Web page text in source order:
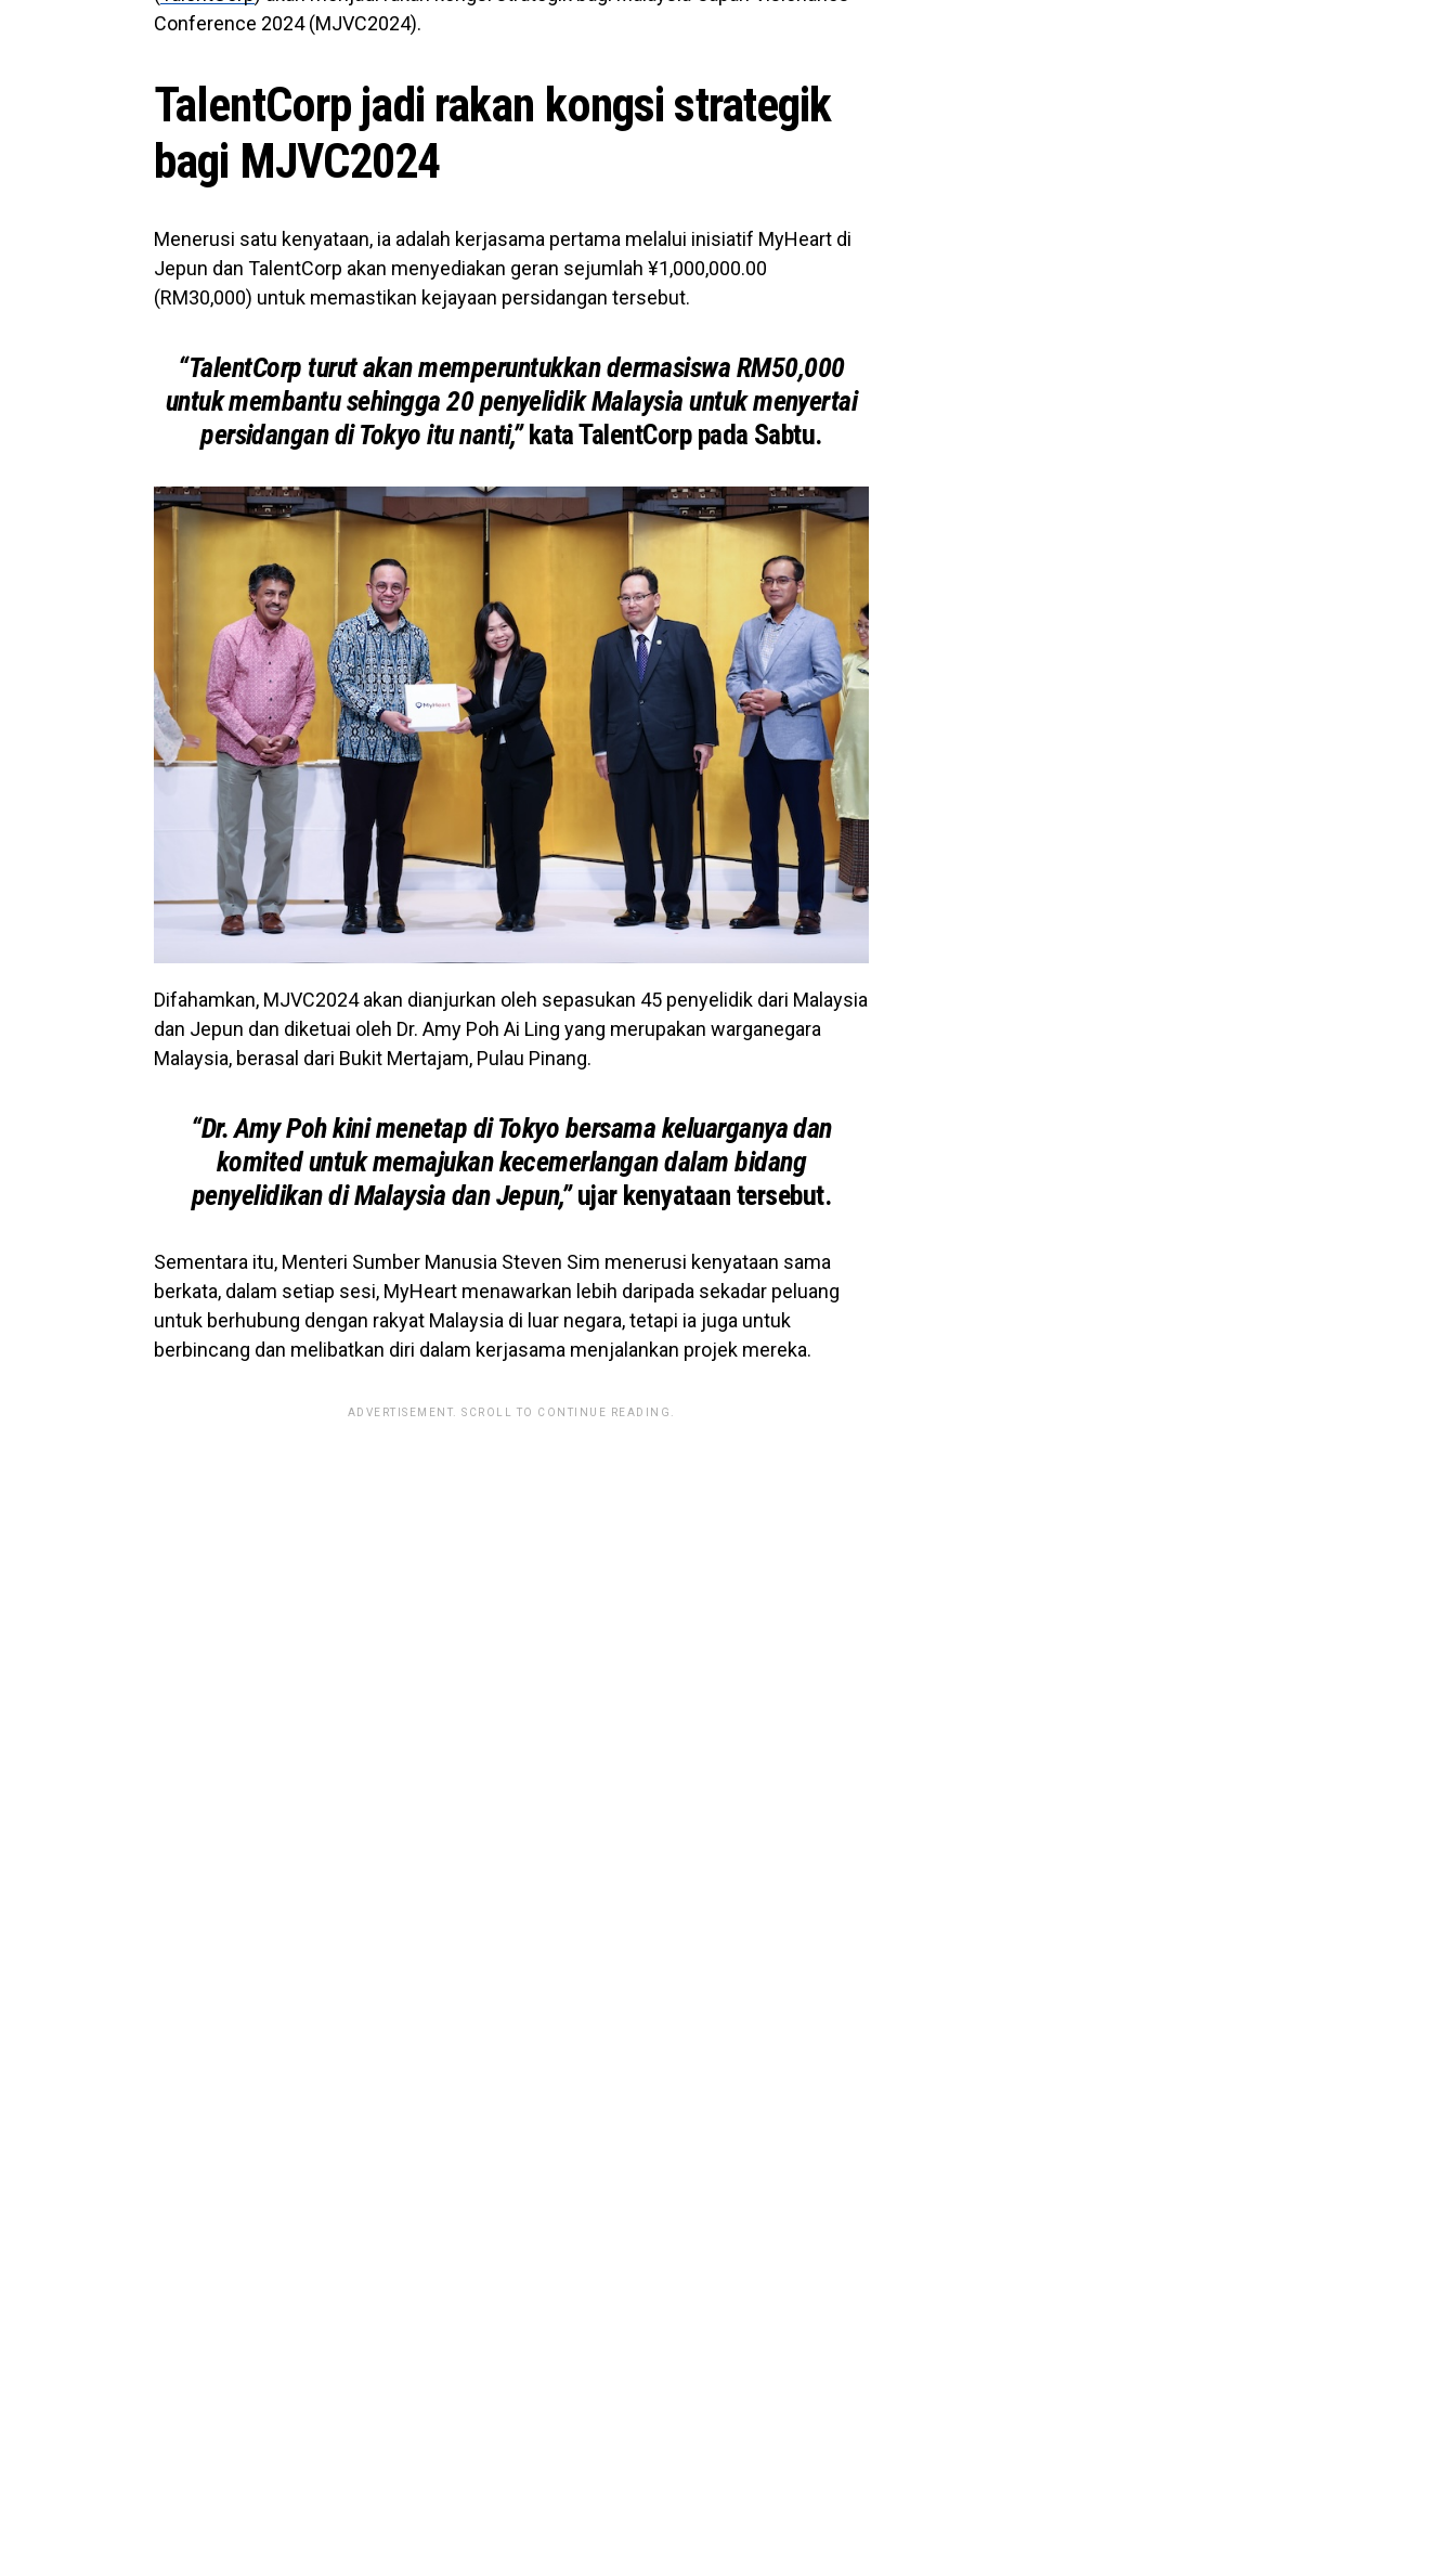
Conference 2024 (MJVC2024).
TalentCorp jadi rakan kongsi strategik
bagi MJVC2024
Menerusi satu kenyataan, ia adalah kerjasama pertama melalui inisiatif MyHeart di
Jepun dan TalentCorp akan menyediakan geran sejumlah ¥1,000,000.00
(RM30,000) untuk memastikan kejayaan persidangan tersebut.
“TalentCorp turut akan memperuntukkan dermasiswa RM50,000
untuk membantu sehingga 20 penyelidik Malaysia untuk menyertai
persidangan di Tokyo itu nanti,”kata TalentCorp pada Sabtu.
Difahamkan, MJVC2024 akan dianjurkan oleh sepasukan 45 penyelidik dari Malaysia
dan Jepun dan diketuai oleh Dr. Amy Poh Ai Ling yang merupakan warganegara
Malaysia, berasal dari Bukit Mertajam, Pulau Pinang.
“Dr. Amy Poh kini menetap di Tokyo bersama keluarganya dan
komited untuk memajukan kecemerlangan dalam bidang
penyelidikan di Malaysia dan Jepun,”ujar kenyataan tersebut.
Sementara itu, Menteri Sumber Manusia Steven Sim menerusi kenyataan sama
berkata, dalam setiap sesi, MyHeart menawarkan lebih daripada sekadar peluang
untuk berhubung dengan rakyat Malaysia di luar negara, tetapi ia juga untuk
berbincang dan melibatkan diri dalam kerjasama menjalankan projek mereka.
ADVERTISEMENT. SCROLL TO CONTINUE READING.